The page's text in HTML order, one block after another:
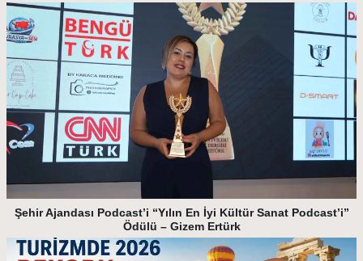
Şehir Ajandası Podcast’i “Yılın En İyi Kültür Sanat Podcast’i”
Ödülü – Gizem Ertürk